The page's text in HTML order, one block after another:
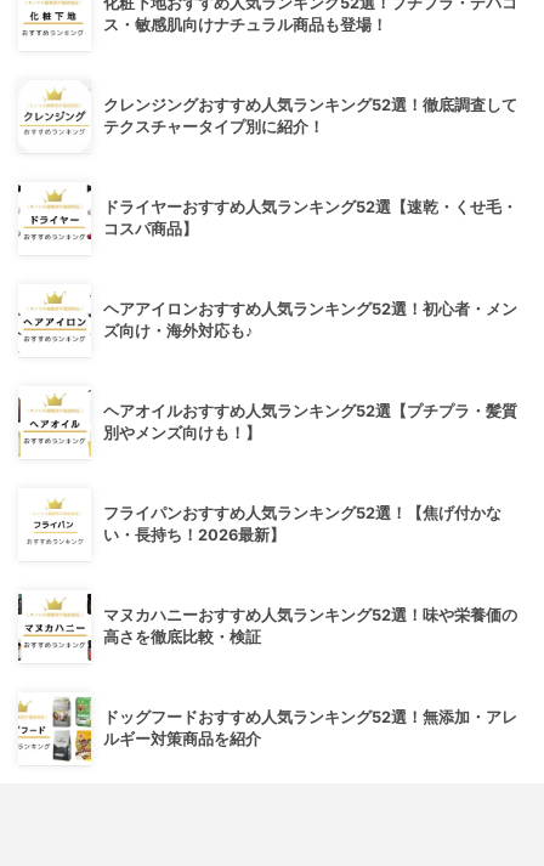
ス・敏感肌向けナチュラル商品も登場！
クレンジングおすすめ人気ランキング52選！徹底調査して
テクスチャータイプ別に紹介！
ドライヤーおすすめ人気ランキング52選【速乾・くせ毛・
コスパ商品】
ヘアアイロンおすすめ人気ランキング52選！初心者・メン
ズ向け・海外対応も♪
ヘアオイルおすすめ人気ランキング52選【プチプラ・髪質
別やメンズ向けも！】
フライパンおすすめ人気ランキング52選！【焦げ付かな
い・長持ち！2026最新】
マヌカハニーおすすめ人気ランキング52選！味や栄養価の
高さを徹底比較・検証
ドッグフードおすすめ人気ランキング52選！無添加・アレ
ルギー対策商品を紹介